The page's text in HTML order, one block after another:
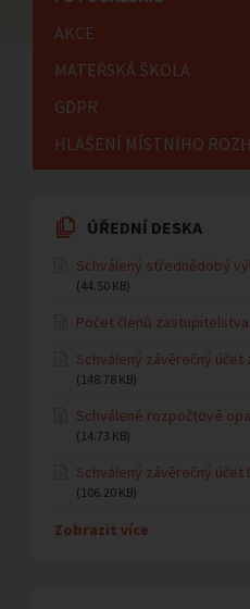
AKCE
MATEŘSKÁ ŠKOLA
GDPR
HLÁŠENÍ MÍSTNÍHO
ÚŘEDNÍ DESKA
Schválený střednědobý
(44.50 KB)
Počet členů
Schválený závěrečný
(148.78 KB)
Schválené rozpočtové
(14.73 KB)
Schválený závěrečný účet
(106.20 KB)
Zobrazit více